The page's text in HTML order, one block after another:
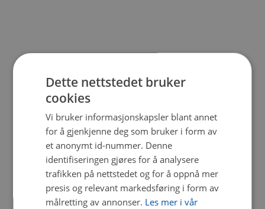
Dette nettstedet bruker
cookies
Vi bruker informasjonskapsler blant annet
for å gjenkjenne deg som bruker i form av
et anonymt id-nummer. Denne
identifiseringen gjøres for å analysere
trafikken på nettstedet og for å oppnå mer
presis og relevant markedsføring i form av
målretting av annonser. Les mer i vår